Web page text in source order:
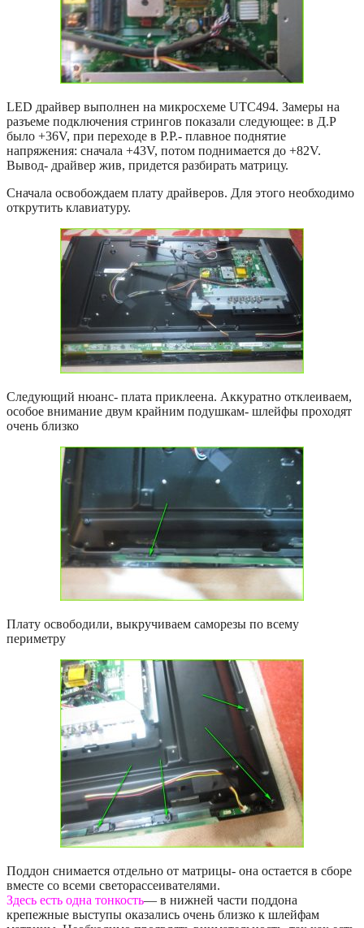
LED драйвер выполнен на микросхеме UTC494. Замеры на
разъеме подключения стрингов показали следующее: в Д.Р
было +36V, при переходе в Р.Р.- плавное поднятие
напряжения: сначала +43V, потом поднимается до +82V.
Вывод- драйвер жив, придется разбирать матрицу.
Сначала освобождаем плату драйверов. Для этого необходимо
открутить клавиатуру.
Следующий нюанс- плата приклеена. Аккуратно отклеиваем,
особое внимание двум крайним подушкам- шлейфы проходят
очень близко
Плату освободили, выкручиваем саморезы по всему
периметру
Поддон снимается отдельно от матрицы- она остается в сборе
вместе со всеми светорассеивателями.
Здесь есть одна тонкость— в нижней части поддона
крепежные выступы оказались очень близко к шлейфам